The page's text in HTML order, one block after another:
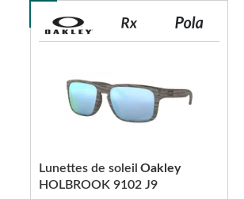
HOLBROOK 9102 J9
Lunettes de soleil Oakley